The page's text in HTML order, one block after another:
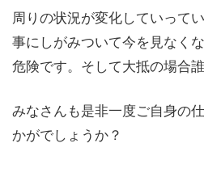
周りの状況が変化していって
事にしがみついて今を見なく
危険です。そして大抵の場合
みなさんも是非一度ご自身の
かがでしょうか？